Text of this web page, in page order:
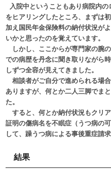
入院中ということもあり病院内
をヒアリングしたところ、まずは
加え国民年金保険料の納付状況が
いかと思ったのを覚えています。
しかし、ここからが専門家の腕
での病歴を丹念に聞き取りながら
しずつ全容が見えてきました。
相談者がご自分で進められる場
ありますが、何とか二人三脚でま
た。
すると、何とか納付状況もクリ
証明の傷病名を不眠症（うつ病の
して、躁うつ病による事後重症請求
結果